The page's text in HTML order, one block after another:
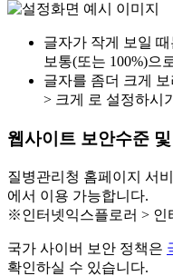
글자가 작게 보일
보통(또는 100%)으
글자를 좀더 크게
> 크게 로 설정하시
웹사이트 보안수준
질병관리청 홈페이지 서
에서 이용 가능합니다.
※인터넷익스플로러 > 인
국가 사이버 보안 정책은
확인하실 수 있습니다.